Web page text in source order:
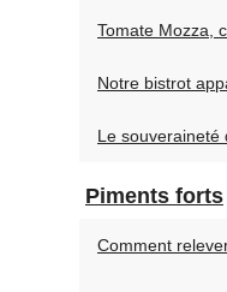
Tomate Mozza,
Notre bistrot
Le souveraineté
Piments forts
Comment